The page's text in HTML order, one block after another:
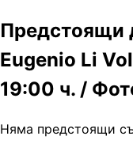
Предстоящи
Eugenio Li
19:00 ч. /
Няма предстоящи